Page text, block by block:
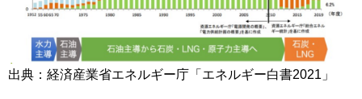
出典：経済産業省エネルギー庁「エネルギー白書2021」